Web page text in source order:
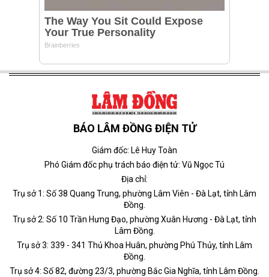
BÁO LÂM ĐỒNG ĐIỆN TỬ
Giám đốc: Lê Huy Toàn
Phó Giám đốc phụ trách báo điện tử: Vũ Ngọc Tú
Địa chỉ:
Trụ sở 1: Số 38 Quang Trung, phường Lâm Viên - Đà Lạt, tỉnh Lâm
Đồng.
Trụ sở 2: Số 10 Trần Hưng Đạo, phường Xuân Hương - Đà Lạt, tỉnh
Lâm Đồng.
Trụ sở 3: 339 - 341 Thủ Khoa Huân, phường Phú Thủy, tỉnh Lâm
Đồng.
Trụ sở 4: Số 82, đường 23/3, phường Bắc Gia Nghĩa, tỉnh Lâm Đồng.